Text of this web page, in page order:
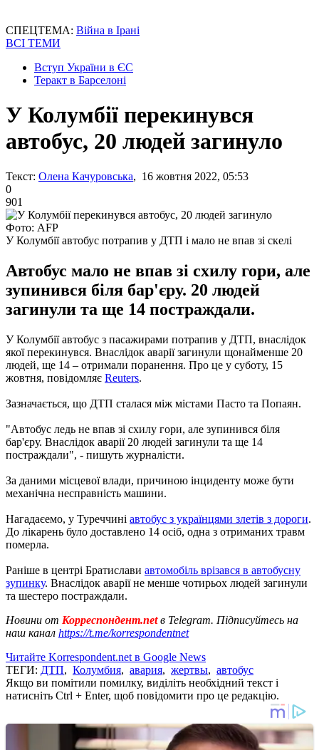
СПЕЦТЕМА: Війна в Ірані
ВСІ ТЕМИ
Вступ України в ЄС
Теракт в Барселоні
У Колумбії перекинувся
автобус, 20 людей загинуло
Текст: Олена Качуровська, 16 жовтня 2022, 05:53
0
901
Фото: AFP
У Колумбії автобус потрапив у ДТП і мало не впав зі скелі
Автобус мало не впав зі схилу гори, але
зупинився біля бар'єру. 20 людей
загинули та ще 14 постраждали.
У Колумбії автобус з пасажирами потрапив у ДТП, внаслідок
якої перекинувся. Внаслідок аварії загинули щонайменше 20
людей, ще 14 – отримали поранення. Про це у суботу, 15
жовтня, повідомляє Reuters.
Зазначається, що ДТП сталася між містами Пасто та Попаян.
"Автобус ледь не впав зі схилу гори, але зупинився біля
бар'єру. Внаслідок аварії 20 людей загинули та ще 14
постраждали", - пишуть журналісти.
За даними місцевої влади, причиною інциденту може бути
механічна несправність машини.
Нагадаєемо, у Туреччині автобус з українцями злетів з дороги.
До лікарень було доставлено 14 осіб, одна з отриманих травм
померла.
Раніше в центрі Братислави автомобіль врізався в автобусну
зупинку. Внаслідок аварії не менше чотирьох людей загинули
та шестеро постраждали.
Новини от Корреспондент.netв Telegram. Підписуйтесь на
наш канал https://t.me/korrespondentnet
Читайте Korrespondent.net в Google News
ТЕГИ: ДТП, Колумбия, авария, жертвы, автобус
Якщо ви помітили помилку, виділіть необхідний текст і
натисніть Ctrl + Enter, щоб повідомити про це редакцію.